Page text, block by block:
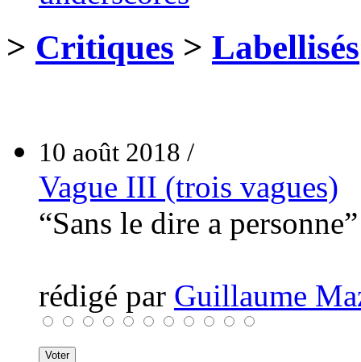
> Critiques > Labellisés
10 août 2018 /
Vague III (trois vagues)
“Sans le dire a
rédigé par Guillaume